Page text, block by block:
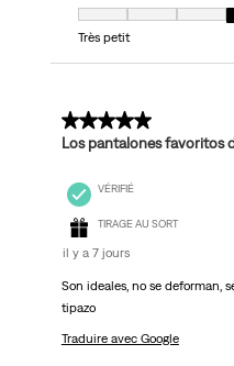
Taille, 4 sur 7, où 1 est égal
Très petit
5 sur 5 étoiles.
Los pantalones favoritos
VÉRIFIÉ
TIRAGE AU SORT
il y a 7 jours
Son ideales, no se deforman,
tipazo
Traduire avec Google